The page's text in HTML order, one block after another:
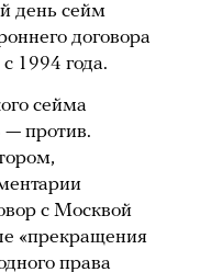
день сейм
договора
1994 года.
сейма
— против.
с Москвой
«прекращения
права